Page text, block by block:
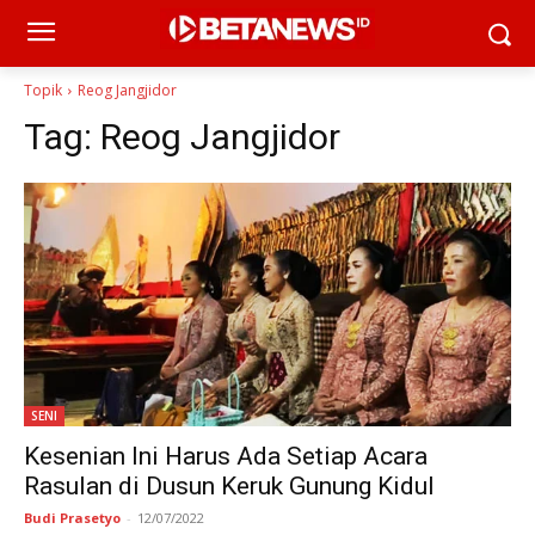
Topik Reog Jangjidor
Tag: Reog Jangjidor
SENI
Kesenian Ini Harus Ada Setiap Acara
Rasulan di Dusun Keruk Gunung Kidul
Budi Prasetyo - 12/07/2022